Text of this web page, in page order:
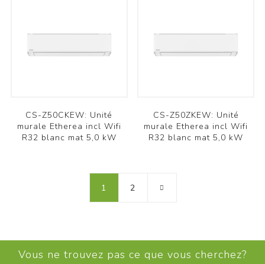
CS-Z50CKEW: Unité
murale Etherea incl Wifi
R32 blanc mat 5,0 kW
CS-Z50ZKEW: Unité
murale Etherea incl Wifi
R32 blanc mat 5,0 kW
1 2
Vous ne trouvez pas ce que vous cherchez?